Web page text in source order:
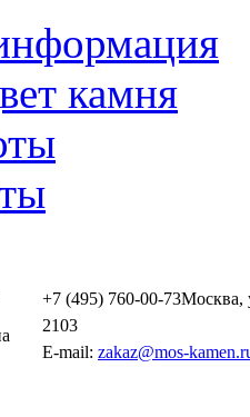
камня
+7 (495) 760-00-73Москва,
2103
E-mail: zakaz@mos-